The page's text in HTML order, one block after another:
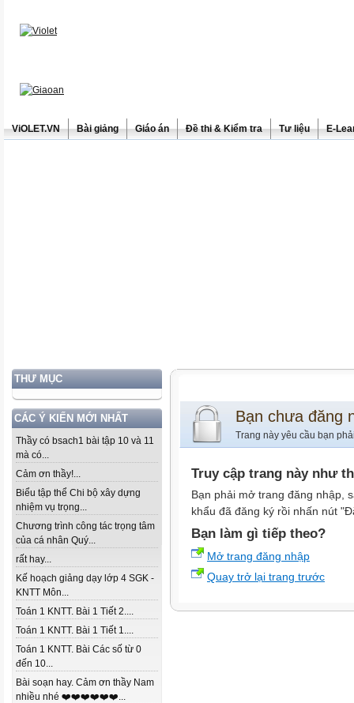
ViOLET.VN Bài giảng Giáo án Đề thi & Kiểm tra Tư liệu E-
THƯ MỤC
CÁC Ý KIẾN MỚI NHẤT
Thầy có bsach1 bài tập 10 và 11
mà có...
Cảm ơn thầy!...
Biểu tập thể Chi bộ xây dựng
nhiệm vụ trọng...
Chương trình công tác trọng tâm
của cá nhân Quý...
rất hay...
Kế hoạch giảng dạy lớp 4 SGK -
KNTT Môn...
Toán 1 KNTT. Bài 1 Tiết 2....
Toán 1 KNTT. Bài 1 Tiết 1....
Toán 1 KNTT. Bài Các số từ 0
đến 10...
Bài soạn hay. Cảm ơn thầy Nam
nhiều nhé ❤️❤️❤️❤️❤️❤️...
Bạn chưa đăng
Trang này yêu cầu bạn
Truy cập trang này như
Bạn phải mở trang đăng nhập,
khẩu đã đăng ký rồi nhấn nút
Bạn làm gì tiếp theo?
Mở trang đăng nhập
Quay trở lại trang trước